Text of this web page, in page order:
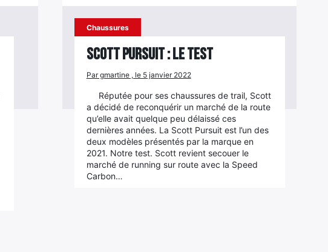
Chaussures
Scott Pursuit : le test
Par gmartine , le 5 janvier 2022
Réputée pour ses chaussures de trail, Scott
a décidé de reconquérir un marché de la route
qu’elle avait quelque peu délaissé ces
dernières années. La Scott Pursuit est l’un des
deux modèles présentés par la marque en
2021. Notre test. Scott revient secouer le
marché de running sur route avec la Speed
Carbon…